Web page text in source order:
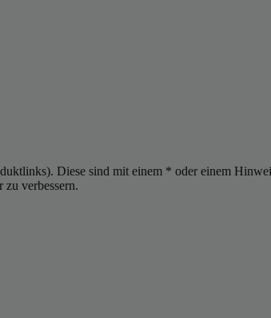
Diese sind mit einem * oder einem
verbessern.